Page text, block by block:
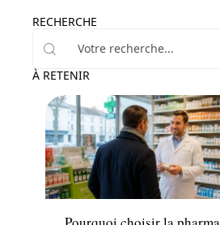
RECHERCHE
À RETENIR
Professionnels